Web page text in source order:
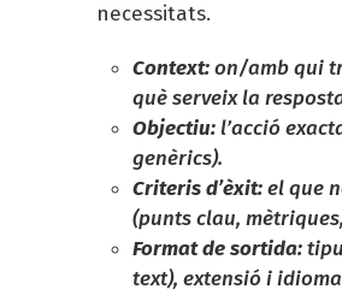
necessitats.
Context:on/amb qui
què serveix la
Objectiu: l’acció
genèrics).
Criteris d’èxit:el que
(punts clau,
Format de sortida:
text), extensió i